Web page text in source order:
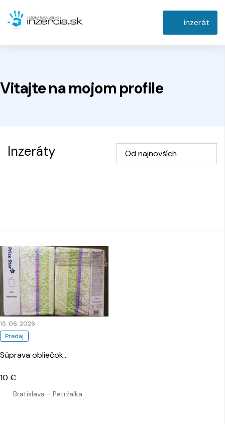
inzerát
Vitajte na mojom profile
Inzeráty Od najnovších
Predaj
15. 06. 2026
Súprava obliečok…
Bratislava - Petržalka
10 €